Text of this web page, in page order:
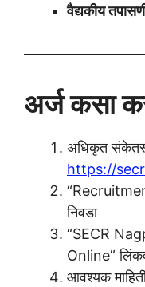
वैद्यकीय
अर्ज कसा
अधिकृत
https://
निवडा
“SECR
Online”
आवश्यक